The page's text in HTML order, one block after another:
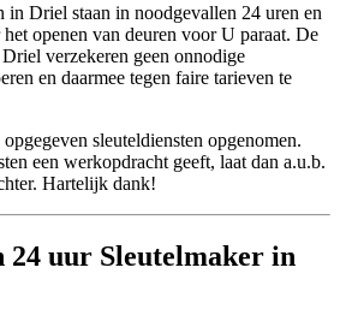
in Driel staan in noodgevallen 24 uren en
openen van deuren voor U paraat. De
verzekeren geen onnodige
en daarmee tegen faire tarieven te
sleuteldiensten opgenomen.
een werkopdracht geeft, laat dan a.u.b.
Hartelijk dank!
24 uur Sleutelmaker in